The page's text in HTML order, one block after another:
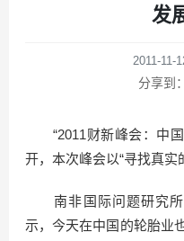
发
2011-11-
分享到：
“2011财新峰会：中国
开，本次峰会以“寻找真实
南非国际问题研究所
示，今天在中国的轮胎业